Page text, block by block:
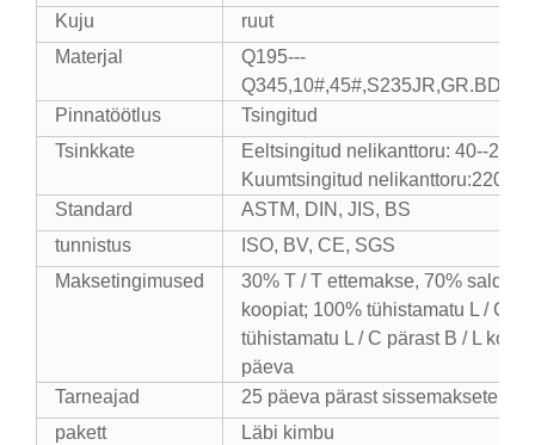
Kuju
ruut
Materjal
Q195---
Pinnatöötlus
Tsingitud
Tsinkkate
Eeltsingitud nelikanttoru: 40--
Kuumtsingitud nelikanttoru:220--
Standard
ASTM, DIN, JIS, BS
tunnistus
ISO, BV, CE, SGS
Maksetingimused
30% T / T ettemakse, 70% saldo
koopiat; 100% tühistamatu L / C
tühistamatu L / C pärast B / L
päeva
Tarneajad
25 päeva pärast sissemaksete
pakett
Läbi kimbu